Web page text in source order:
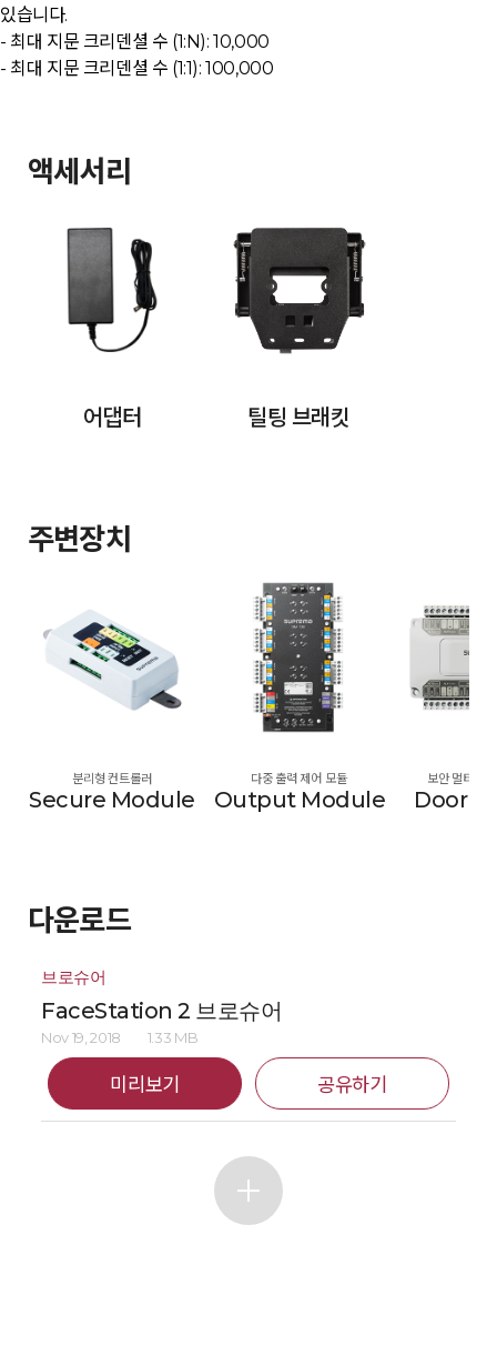
있습니다.
- 최대 지문 크리덴셜 수 (1:N): 10,000
- 최대 지문 크리덴셜 수 (1:1): 100,000
액세서리
어댑터 틸팅 브래킷
주변장치
분리형 컨트롤러
Secure Module
다중 출력 제어 모듈
Output Module
보안 멀티 도
Door
다운로드
브로슈어
FaceStation 2 브로슈어
Nov 19, 2018 1.33 MB
미리보기 공유하기